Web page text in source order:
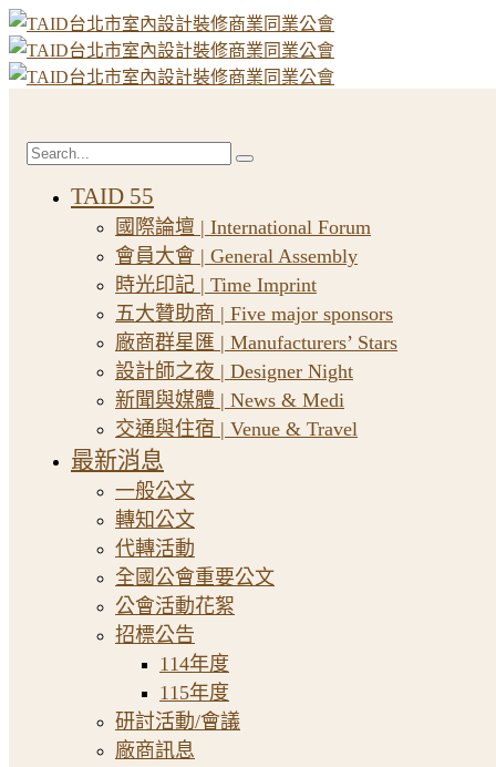
TAID 55
國際論壇 | International Forum
會員大會 | General Assembly
時光印記 | Time Imprint
五大贊助商 | Five major sponsors
廠商群星匯 | Manufacturers’ Stars
設計師之夜 | Designer Night
新聞與媒體 | News & Medi
交通與住宿 | Venue & Travel
最新消息
一般公文
轉知公文
代轉活動
全國公會重要公文
公會活動花絮
招標公告
114年度
115年度
研討活動/會議
廠商訊息